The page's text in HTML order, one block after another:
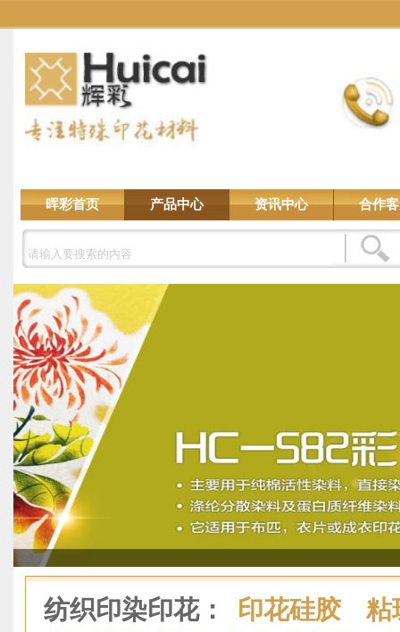
晖彩首页 产品中心 资讯中心 合作
纺织印染印花： 印花硅胶
粘